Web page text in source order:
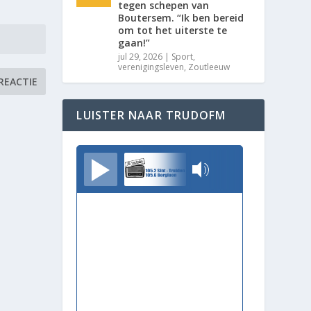
tegen schepen van
Boutersem. “Ik ben bereid
om tot het uiterste te
gaan!”
jul 29, 2026 | Sport,
verenigingsleven, Zoutleeuw
LUISTER NAAR TRUDOFM
TrudoFM